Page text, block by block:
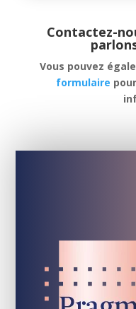
Contactez-
Vous pouvez
formulaire